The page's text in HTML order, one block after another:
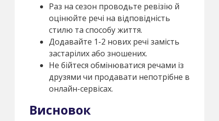
Раз на сезон проводьте ревізію й
оцінюйте речі на відповідність
стилю та способу життя.
Додавайте 1-2 нових речі замість
застарілих або зношених.
Не бійтеся обмінюватися речами із
друзями чи продавати непотрібне в
онлайн-сервісах.
Висновок